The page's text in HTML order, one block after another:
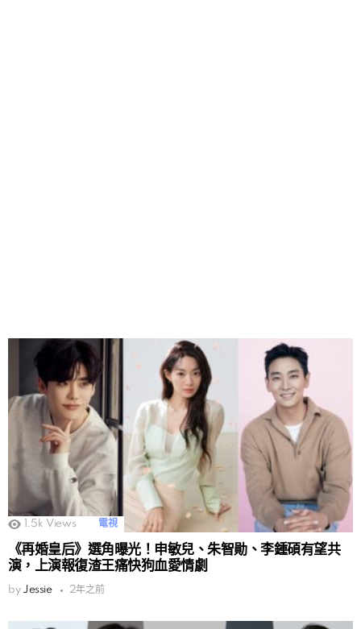
1.5k Views 電視
《再婚皇后》選角曝光！申敏兒、朱智勛、李鍾碩有望共
演，上演報復渣王痛快狗血愛情劇
by Jessie 2年之前